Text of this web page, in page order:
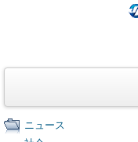
ニュース